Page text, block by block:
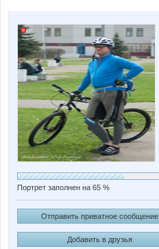
Портрет заполнен на 65 %
Отправить приватное сообщение
Добавить в друзья